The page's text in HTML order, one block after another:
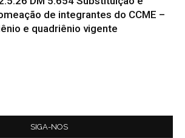
de integrantes do CCME –
e quadriênio vigente
SIGA-NOS